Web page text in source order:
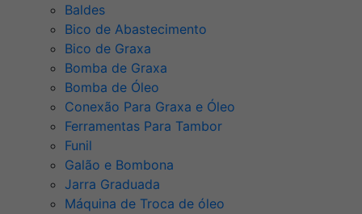
Baldes
Bico de Abastecimento
Bico de Graxa
Bomba de Graxa
Bomba de Óleo
Conexão Para Graxa e Óleo
Ferramentas Para Tambor
Funil
Galão e Bombona
Jarra Graduada
Máquina de Troca de óleo